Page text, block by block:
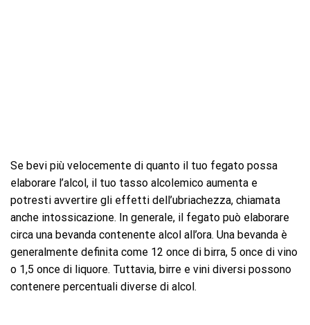
Se bevi più velocemente di quanto il tuo fegato possa
elaborare l’alcol, il tuo tasso alcolemico aumenta e
potresti avvertire gli effetti dell’ubriachezza, chiamata
anche intossicazione. In generale, il fegato può elaborare
circa una bevanda contenente alcol all’ora. Una bevanda è
generalmente definita come 12 once di birra, 5 once di vino
o 1,5 once di liquore. Tuttavia, birre e vini diversi possono
contenere percentuali diverse di alcol.